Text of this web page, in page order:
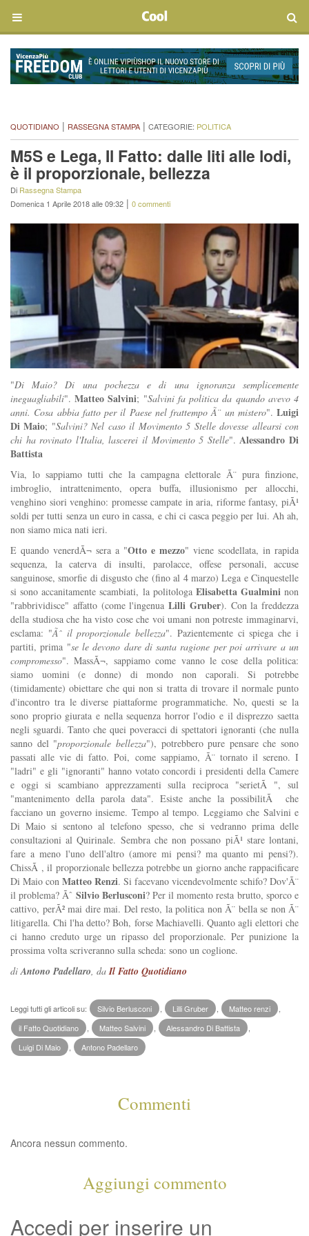
QUOTIDIANO | RASSEGNA STAMPA | CATEGORIE: POLITICA
M5S e Lega, Il Fatto: dalle liti alle lodi,
è il proporzionale, bellezza
Di Rassegna Stampa
Domenica 1 Aprile 2018 alle 09:32 | 0 commenti
"Di Maio? Di una pochezza e di una ignoranza semplicemente
ineguagliabili".Matteo Salvini; "Salvini fa politica da quando avevo 4
anni. Cosa abbia fatto per il Paese nel frattempo Ã¨ un mistero". Luigi
Di Maio; "Salvini? Nel caso il Movimento 5 Stelle dovesse allearsi con
chi ha rovinato l'Italia, lascerei il Movimento 5 Stelle".Alessandro Di
Battista
Via, lo sappiamo tutti che la campagna elettorale Ã¨ pura finzione,
imbroglio, intrattenimento, opera buffa, illusionismo per allocchi,
venghino siori venghino: promesse campate in aria, riforme fantasy, piÃ¹
soldi per tutti senza un euro in cassa, e chi ci casca peggio per lui. Ah ah,
non siamo mica nati ieri.
E quando venerdÃ¬ sera a "Otto e mezzo" viene scodellata, in rapida
sequenza, la caterva di insulti, parolacce, offese personali, accuse
sanguinose, smorfie di disgusto che (fino al 4 marzo) Lega e Cinquestelle
si sono accanitamente scambiati, la politologa Elisabetta Gualmininon
"rabbrividisce" affatto (come l'ingenua Lilli Gruber). Con la freddezza
della studiosa che ha visto cose che voi umani non potreste immaginarvi,
esclama: "Ãˆ il proporzionale bellezza". Pazientemente ci spiega che i
partiti, prima "se le devono dare di santa ragione per poi arrivare a un
compromesso". MassÃ¬, sappiamo come vanno le cose della politica:
siamo uomini (e donne) di mondo non caporali. Si potrebbe
(timidamente) obiettare che qui non si tratta di trovare il normale punto
d'incontro tra le diverse piattaforme programmatiche. No, questi se la
sono proprio giurata e nella sequenza horror l'odio e il disprezzo saetta
negli sguardi. Tanto che quei poveracci di spettatori ignoranti (che nulla
sanno del "proporzionale bellezza"), potrebbero pure pensare che sono
passati alle vie di fatto. Poi, come sappiamo, Ã¨ tornato il sereno. I
"ladri" e gli "ignoranti" hanno votato concordi i presidenti della Camere
e oggi si scambiano apprezzamenti sulla reciproca "serietÃ ", sul
"mantenimento della parola data". Esiste anche la possibilitÃ che
facciano un governo insieme. Tempo al tempo. Leggiamo che Salvini e
Di Maio si sentono al telefono spesso, che si vedranno prima delle
consultazioni al Quirinale. Sembra che non possano piÃ¹ stare lontani,
fare a meno l'uno dell'altro (amore mi pensi? ma quanto mi pensi?).
ChissÃ , il proporzionale bellezza potrebbe un giorno anche rappacificare
Di Maio con Matteo Renzi. Si facevano vicendevolmente schifo? Dov'Ã¨
il problema? Ãˆ Silvio Berlusconi? Per il momento resta brutto, sporco e
cattivo, perÃ² mai dire mai. Del resto, la politica non Ã¨ bella se non Ã¨
litigarella. Chi l'ha detto? Boh, forse Machiavelli. Quanto agli elettori che
ci hanno creduto urge un ripasso del proporzionale. Per punizione la
prossima volta scriveranno sulla scheda: sono un coglione.
diAntono Padellaro, daIl Fatto Quotidiano
Leggi tutti gli articoli su: Silvio Berlusconi Lilli Gruber Matteo renzi
il Fatto Quotidiano
Matteo Salvini Alessandro Di Battista
Luigi Di Maio
Antono Padellaro
Commenti
Ancora nessun commento.
Aggiungi commento
Accedi per inserire un